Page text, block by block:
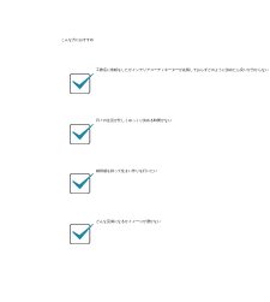
こんな方におすすめ
工務店に依頼をしたがインテリアコーディネーターが在籍しておらずどのように決めたら良いか分からない
日々の生活が忙しくゆっくり決める時間がない
どんな完成になるかイメージが湧かない
納得感を持って住まい作りを行いたい